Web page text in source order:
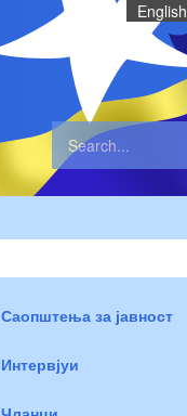
English
Саопштења за јавност
Интервјуи